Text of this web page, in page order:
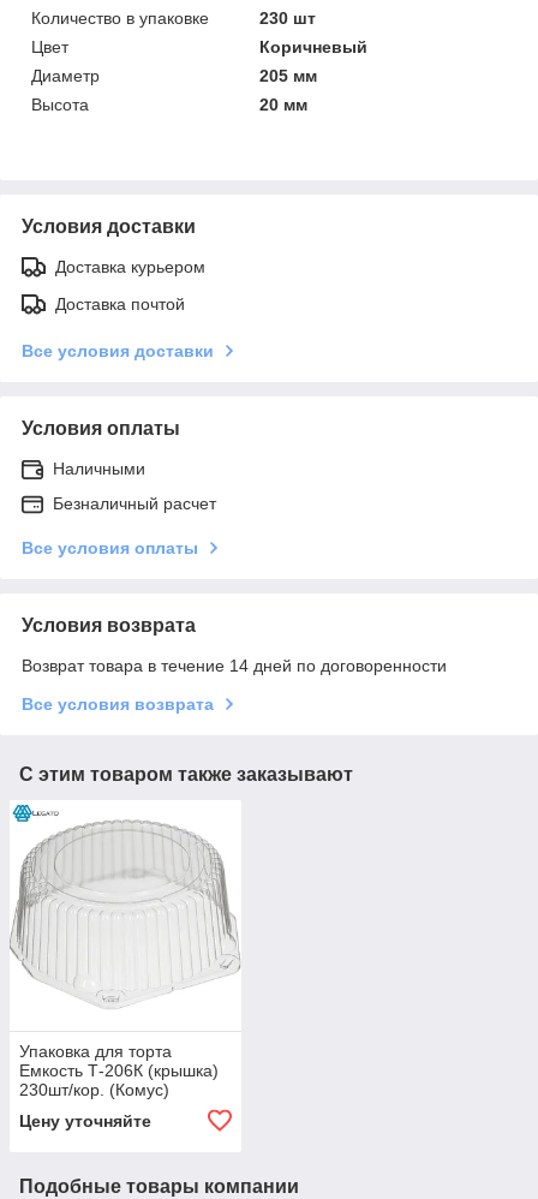
Количество в упаковке
230 шт
Цвет
Коричневый
Диаметр
205 мм
Высота
20 мм
Условия доставки
Доставка курьером
Доставка почтой
Все условия доставки
Условия оплаты
Наличными
Безналичный расчет
Все условия оплаты
Условия возврата
Возврат товара в течение 14 дней по договоренности
Все условия возврата
С этим товаром также заказывают
Упаковка для торта
Емкость Т-206К (крышка)
230шт/кор. (Комус)
Цену уточняйте
Подобные товары компании